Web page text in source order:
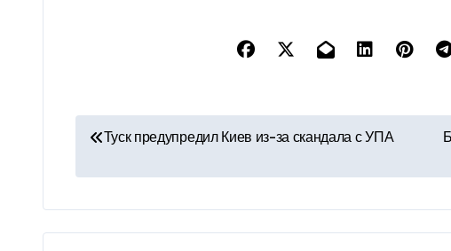
Н
а
в
и
Туск предупредил Киев из-за скандала с УПА